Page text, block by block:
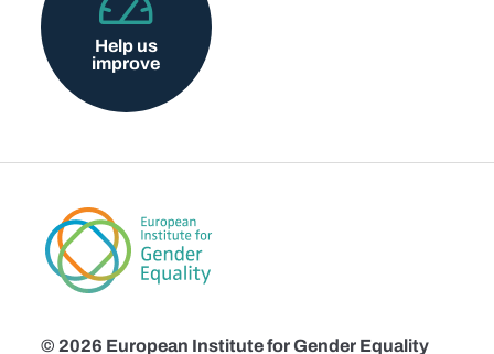
Help us
improve
© 2026 European Institute for Gender Equality